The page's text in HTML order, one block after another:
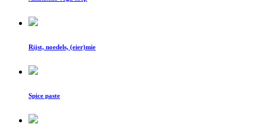
Rijst, noedels, (eier)mie
Spice paste